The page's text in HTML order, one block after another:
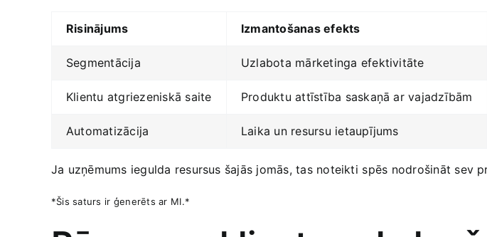
Risinājums Izmantošanas ‌efekts
Segmentācija Uzlabota mārketinga efektivitāte
Klientu atgriezeniskā saite Produktu attīstība saskaņā ar vajadzībām
Automatizācija Laika ‍un resursu ietaupījums
Ja uzņēmums iegulda resursus šajās jomās, tas noteikti ⁢spēs nodrošināt
*Šis ‌saturs ir⁢ ģenerēts⁢ ar⁢ MI.*